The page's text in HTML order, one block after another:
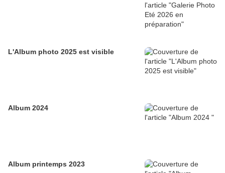
L'Album photo 2025 est visible
Album 2024
Album printemps 2023